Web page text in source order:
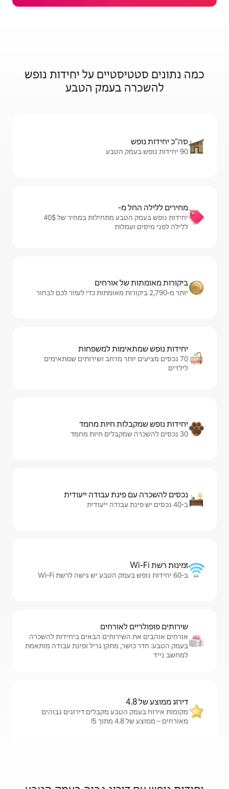
על יחידות נופש
יחידות נופש בעמק הטבע מתחילות במחיר של $‏40 ‏
אורחים
למשפחות
מרחב ושירותים שמתאימים
חיות מחמד
עבודה ייעודית
הבאים ביחידות להשכרה
מתקן גריל ופינת עבודה מותאמת
מקבלים דירוגים גבוהים